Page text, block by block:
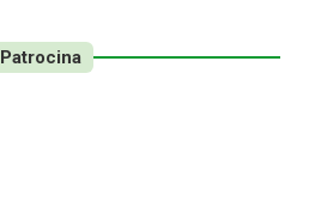
Patrocina